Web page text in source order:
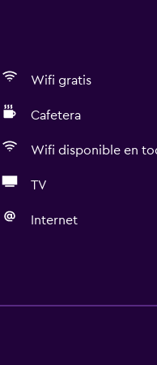
Wifi gratis
Cafetera
Wifi disponible en
TV
Internet
Copas